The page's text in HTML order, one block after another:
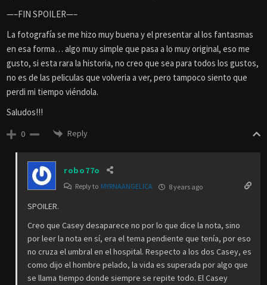
—–FIN SPOILER—–
La fotografía se me hizo muy buena y el presentar al los fantasmas
en esa forma… algo muy simple que pasa a lo muy original, eso me
gusto, si esta rara la historia, no creo que sea para todos los gustos,
no es de las peliculas que volveria a ver, pero tampoco siento que
perdi mi tiempo viéndola.
Saludos!!!
0 Reply
robo77o
Reply to MYRNAANGELICA 8 years ago
SPOILER.
Creo que Casey desaparece no por lo que dice la nota, sino
por leer la nota en sí, era el tema pendiente que tenía, por eso
no cruza el umbral en el hospital. Respecto a los dos Casey, es
como dijo el hombre pelado, la vida es superada por algo que
se llama tiempo donde siempre se repite todo. El Casey